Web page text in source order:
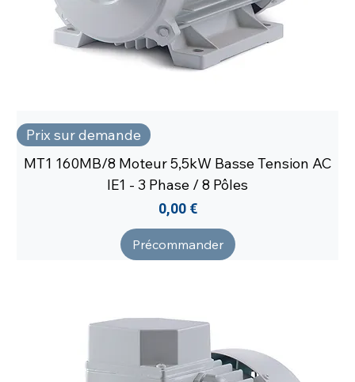
Prix sur demande
MT1 160MB/8 Moteur 5,5kW Basse Tension AC
IE1 - 3 Phase / 8 Pôles
Prix
0,00 €
Précommander